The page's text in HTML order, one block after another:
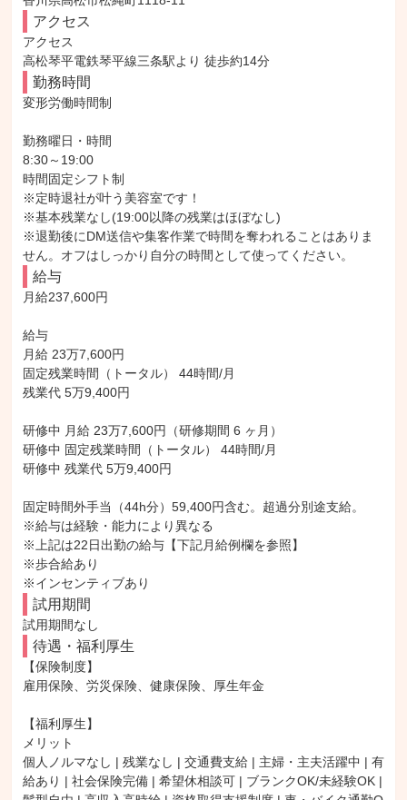
アクセス
アクセス
高松琴平電鉄琴平線三条駅より 徒歩約14分
勤務時間
変形労働時間制
勤務曜日・時間
8:30～19:00
時間固定シフト制
※定時退社が叶う美容室です！
※基本残業なし(19:00以降の残業はほぼなし)
※退勤後にDM送信や集客作業で時間を奪われることはありま
せん。オフはしっかり自分の時間として使ってください。
給与
月給237,600円
給与
月給 23万7,600円
固定残業時間（トータル） 44時間/月
残業代 5万9,400円
研修中 月給 23万7,600円（研修期間 6 ヶ月）
研修中 固定残業時間（トータル） 44時間/月
研修中 残業代 5万9,400円
固定時間外手当（44h分）59,400円含む。超過分別途支給。
※給与は経験・能力により異なる
※上記は22日出勤の給与【下記月給例欄を参照】
※歩合給あり
※インセンティブあり
試用期間
試用期間なし
待遇・福利厚生
【保険制度】
雇用保険、労災保険、健康保険、厚生年金
【福利厚生】
メリット
個人ノルマなし | 残業なし | 交通費支給 | 主婦・主夫活躍中 | 有
給あり | 社会保険完備 | 希望休相談可 | ブランクOK/未経験OK |